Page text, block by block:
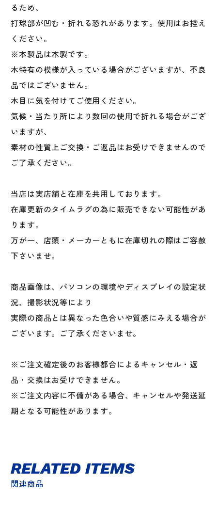
るため、
打球部が凹む・折れる恐れがあります。使用はお控え
ください。
※本製品は木製です。
木特有の模様が入っている場合がございますが、不良
品ではございません。
木目に気を付けてご使用ください。
気候・当たり所により数回の使用で折れる場合がござ
いますが、
素材の性質上ご交換・ご返品はお受けできませんので
ご了承ください。
当店は実店舗と在庫を共用しております。
在庫更新のタイムラグの為に販売できない可能性があ
ります。
万が一、店頭・メーカーともに在庫切れの際はご容赦
下さいませ。
商品画像は、パソコンの環境やディスプレイの設定状
況、撮影状況等により
実際の商品とは異なった色合いや質感にみえる場合が
ございます。ご了承くださいませ。
※ご注文確定後のお客様都合によるキャンセル・返
品・交換はお受けできません。
※ご注文内容に不備がある場合、キャンセルや発送延
期となる可能性があります。
関連商品
RELATED ITEMS